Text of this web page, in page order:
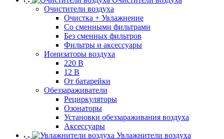
Очистители воздуха
Очистка + Увлажнение
Cо сменными фильтрами
Без сменных фильтров
Фильтры и аксессуары
Ионизаторы воздуха
220 В
12 В
От батарейки
Обеззараживатели
Рециркуляторы
Озонаторы
Установки обеззараживания воздуха
Аксессуары
Увлажнители воздуха